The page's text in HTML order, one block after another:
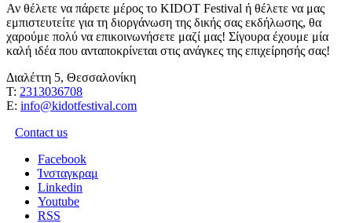
Αν θέλετε να πάρετε μέρος το KIDOT Festival ή θέλετε να μας
εμπιστευτείτε για τη διοργάνωση της δικής σας εκδήλωσης, θα
χαρούμε πολύ να επικοινωνήσετε μαζί μας! Σίγουρα έχουμε μία
καλή ιδέα που ανταποκρίνεται στις ανάγκες της επιχείρησής σας!
Διαλέττη 5, Θεσσαλονίκη
Τ: 2313036708
Ε: info@kidotfestival.com
Contact us
Facebook
Ίνσταγκραμ
Linkedin
Youtube
RSS